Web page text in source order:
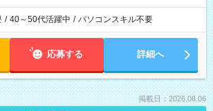
/ 40～50代活躍中 / パソコンスキル不要
応募する 詳細へ
掲載日：2026.08.06